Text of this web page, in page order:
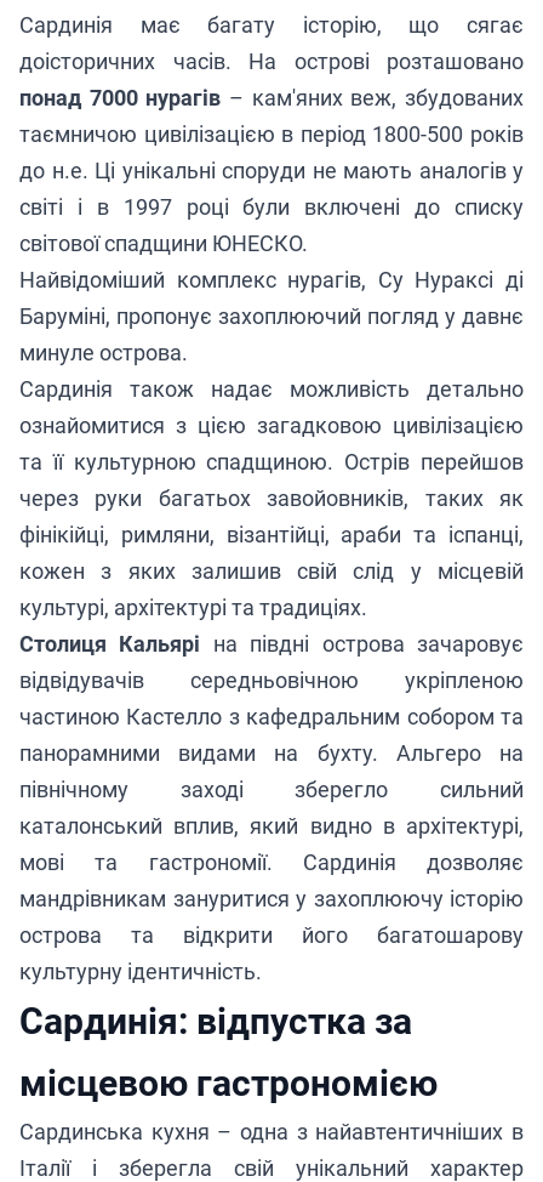
Сардинія має багату історію, що сягає
доісторичних часів. На острові розташовано
понад 7000 нурагів – кам'яних веж, збудованих
таємничою цивілізацією в період 1800-500 років
до н.е. Ці унікальні споруди не мають аналогів у
світі і в 1997 році були включені до списку
світової спадщини ЮНЕСКО.
Найвідоміший комплекс нурагів, Су Нураксі ді
Баруміні, пропонує захоплюючий погляд у давнє
минуле острова.
Сардинія також надає можливість детально
ознайомитися з цією загадковою цивілізацією
та її культурною спадщиною. Острів перейшов
через руки багатьох завойовників, таких як
фінікійці, римляни, візантійці, араби та іспанці,
кожен з яких залишив свій слід у місцевій
культурі, архітектурі та традиціях.
Столиця Кальярі на півдні острова зачаровує
відвідувачів середньовічною укріпленою
частиною Кастелло з кафедральним собором та
панорамними видами на бухту. Альгеро на
північному заході зберегло сильний
каталонський вплив, який видно в архітектурі,
мові та гастрономії. Сардинія дозволяє
мандрівникам зануритися у захоплюючу історію
острова та відкрити його багатошарову
культурну ідентичність.
Сардинія: відпустка за
місцевою гастрономією
Сардинська кухня – одна з найавтентичніших в
Італії і зберегла свій унікальний характер